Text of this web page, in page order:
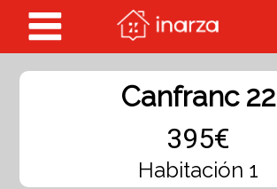
Canfranc 22
395€
Habitación 1